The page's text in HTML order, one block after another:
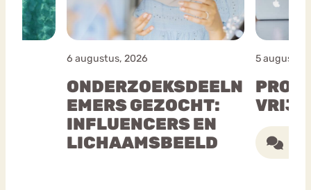
6 augustus, 2026
ONDERZOEKSDEELN
EMERS GEZOCHT:
INFLUENCERS EN
LICHAAMSBEELD
5